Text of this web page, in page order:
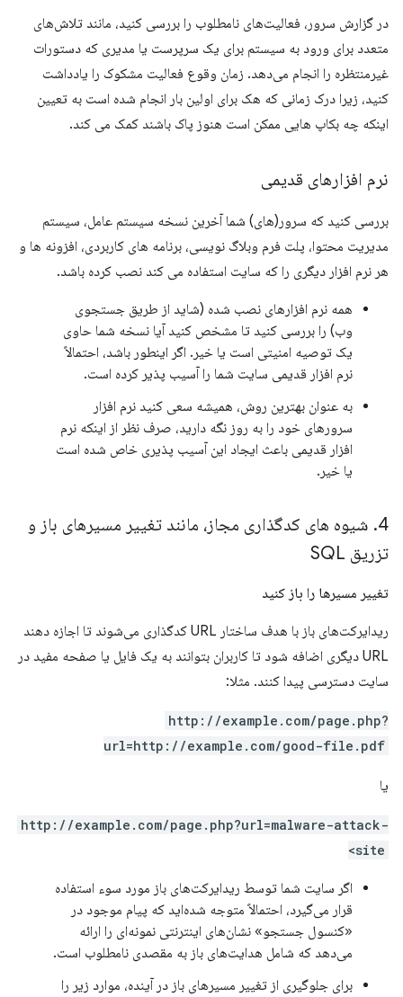
در گزارش سرور، فعالیت‌های نامطلوب را بررسی کنید، مانند تلاش‌های
متعدد برای ورود به سیستم برای یک سرپرست یا مدیری که دستورات
غیرمنتظره را انجام می‌دهد. زمان وقوع فعالیت مشکوک را یادداشت
کنید، زیرا درک زمانی که هک برای اولین بار انجام شده است به تعیین
اینکه چه بکاپ هایی ممکن است هنوز پاک باشند کمک می کند.
نرم افزارهای قدیمی
بررسی کنید که سرور(های) شما آخرین نسخه سیستم عامل، سیستم
مدیریت محتوا، پلت فرم وبلاگ نویسی، برنامه های کاربردی، افزونه ها و
هر نرم افزار دیگری را که سایت استفاده می کند نصب کرده باشد.
همه نرم افزارهای نصب شده (شاید از طریق جستجوی
وب) را بررسی کنید تا مشخص کنید آیا نسخه شما حاوی
یک توصیه امنیتی است یا خیر. اگر اینطور باشد، احتمالاً
نرم افزار قدیمی سایت شما را آسیب پذیر کرده است.
به عنوان بهترین روش، همیشه سعی کنید نرم افزار
سرورهای خود را به روز نگه دارید، صرف نظر از اینکه نرم
افزار قدیمی باعث ایجاد این آسیب پذیری خاص شده است
یا خیر.
4
. شیوه های کدگذاری مجاز، مانند تغییر مسیرهای باز و
تزریق SQL
تغییر مسیرها را باز کنید
ریدایرکت‌های باز با هدف ساختار URL کدگذاری می‌شوند تا اجازه دهند
URL دیگری اضافه شود تا کاربران بتوانند به یک فایل یا صفحه مفید در
سایت دسترسی پیدا کنند. مثلا:
http://example.com/page.php?
url=http://example.com/good-file.pdf
یا
http://example.com/page.php?url=malware-attack-
site>
اگر سایت شما توسط ریدایرکت‌های باز مورد سوء استفاده
قرار می‌گیرد، احتمالاً متوجه شده‌اید که پیام موجود در
«کنسول جستجو» نشان‌های اینترنتی نمونه‌ای را ارائه
می‌دهد که شامل هدایت‌های باز به مقصدی نامطلوب است.
برای جلوگیری از تغییر مسیرهای باز در آینده، موارد زیر را